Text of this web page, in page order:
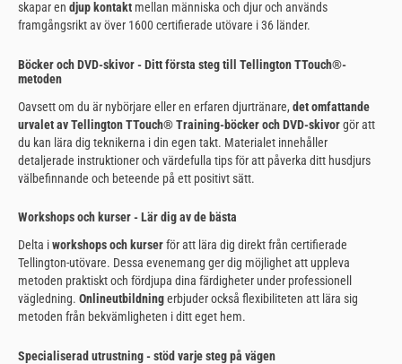
skapar en djup kontakt mellan människa och djur och används
framgångsrikt av över 1600 certifierade utövare i 36 länder.
Böcker och DVD-skivor - Ditt första steg till Tellington TTouch®-
metoden
Oavsett om du är nybörjare eller en erfaren djurtränare, det omfattande
urvalet av Tellington TTouch® Training-böcker och DVD-skivorgör att
du kan lära dig teknikerna i din egen takt. Materialet innehåller
detaljerade instruktioner och värdefulla tips för att påverka ditt husdjurs
välbefinnande och beteende på ett positivt sätt.
Workshops och kurser - Lär dig av de bästa
Delta iworkshops och kurserför att lära dig direkt från certifierade
Tellington-utövare. Dessa evenemang ger dig möjlighet att uppleva
metoden praktiskt och fördjupa dina färdigheter under professionell
vägledning. Onlineutbildningerbjuder också flexibiliteten att lära sig
metoden från bekvämligheten i ditt eget hem.
Specialiserad utrustning - stöd varje steg på vägen